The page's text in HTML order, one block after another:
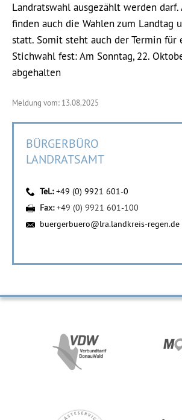
Landratswahl ausgezählt werden darf.
finden auch die Wahlen zum Landtag
statt. Somit steht auch der Termin für
Stichwahl fest: Am Sonntag, 22.
abgehalten
Meldung vom: 13.08.2025
BÜRGERBÜRO
LANDRATSAMT
Tel.:+49 (0) 9921 601-0
Fax:+49 (0) 9921 601-100
buergerbuero@lra.landkreis-regen.de